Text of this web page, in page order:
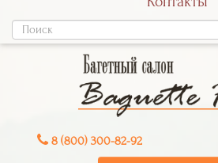
8 (800) 300-82-92